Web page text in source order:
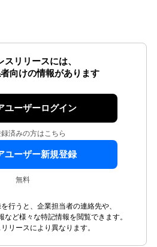
スリリースには、
向けの情報があります
ユーザーログイン
済みの方はこちら
ユーザー新規登録
無料
行うと、企業担当者の連絡先や、
など様々な特記情報を閲覧できます。
リースにより異なります。